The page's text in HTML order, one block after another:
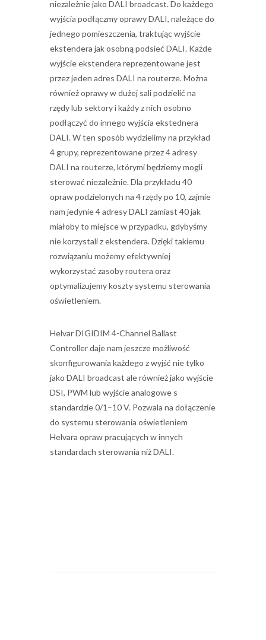
niezależnie jako DALI broadcast. Do każdego
wyjścia podłączmy oprawy DALI, należące do
jednego pomieszczenia, traktując wyjście
ekstendera jak osobną podsieć DALI. Każde
wyjście ekstendera reprezentowane jest
przez jeden adres DALI na routerze. Można
również oprawy w dużej sali podzielić na
rzędy lub sektory i każdy z nich osobno
podłączyć do innego wyjścia ekstednera
DALI. W ten sposób wydzielimy na przykład
4 grupy, reprezentowane przez 4 adresy
DALI na routerze, którymi będziemy mogli
sterować niezależnie. Dla przykładu 40
opraw podzielonych na 4 rzędy po 10, zajmie
nam jedynie 4 adresy DALI zamiast 40 jak
miałoby to miejsce w przypadku, gdybyśmy
nie korzystali z ekstendera. Dzięki takiemu
rozwiązaniu możemy efektywniej
wykorzystać zasoby routera oraz
optymalizujemy koszty systemu sterowania
oświetleniem.
Helvar DIGIDIM 4-Channel Ballast
Controller daje nam jeszcze możliwość
skonfigurowania każdego z wyjść nie tylko
jako DALI broadcast ale również jako wyjście
DSI, PWM lub wyjście analogowe s
standardzie 0/1–10 V. Pozwala na dołączenie
do systemu sterowania oświetleniem
Helvara opraw pracujących w innych
standardach sterowania niż DALI.